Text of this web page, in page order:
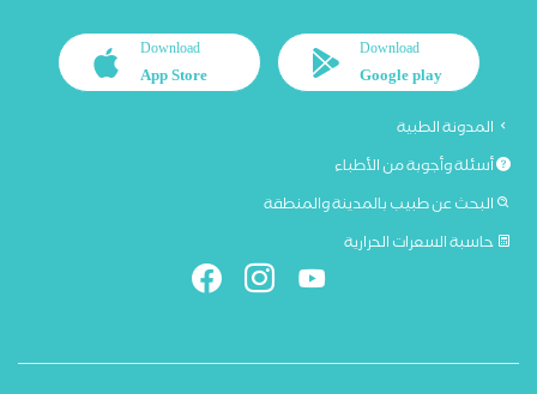
Download
Google play
Download
App Store
المدونة الطبية
أسئلة وأجوبة من الأطباء
البحث عن طبيب بالمدينة والمنطقة
حاسبة السعرات الحرارية